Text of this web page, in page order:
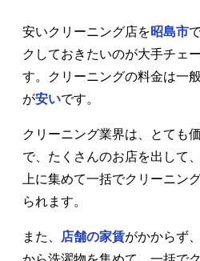
安いクリーニング店を 昭島市
クしておきたいのが大手チェ
す。クリーニングの料金は一
が安いです。
クリーニング業界は、とても
で、たくさんのお店を出して
上に集めて一括でクリーニン
られます。
また、 店舗の家賃がかからず